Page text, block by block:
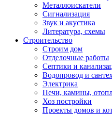
Металлоискатели
Сигнализация
Звук и акустика
Литература, схемы
Строительство
Строим дом
Отделочные работы
Септики и
Водопровод и
Электрика
Печи, камины,
Хоз постройки
Проекты домов и